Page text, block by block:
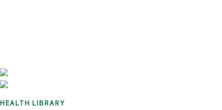
HEALTH LIBRARY